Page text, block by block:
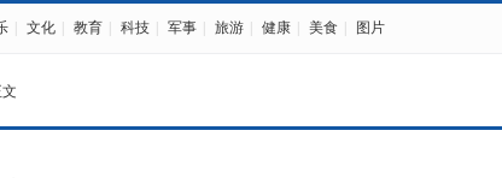
文化 教育 科技 军事 旅游 健康 美食 图片